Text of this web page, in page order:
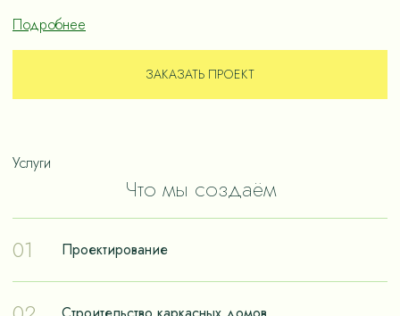
Подробнее
ЗАКАЗАТЬ ПРОЕКТ
Услуги
Что мы создаём
01
Проектирование